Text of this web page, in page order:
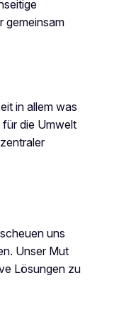
gemeinsam
in allem was
die Umwelt
uns
Unser Mut
Lösungen zu